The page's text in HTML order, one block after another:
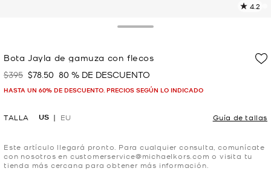
4.2
Bota Jayla de gamuza con flecos
Era
$395 Ahora
$78.50 80 % DE DESCUENTO
HASTA UN 60% DE DESCUENTO. PRECIOS SEGÚN LO INDICADO
TALLA US EU Guía de tallas
Este artículo llegará pronto. Para cualquier consulta, comunícate
con nosotros en customerservice@michaelkors.com o visita tu
tienda más cercana para obtener más información.